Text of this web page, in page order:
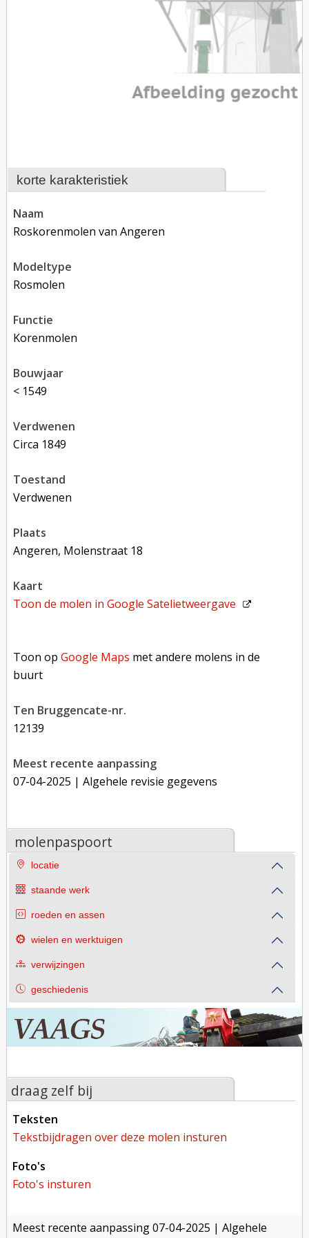
korte karakteristiek
naam
Roskorenmolen van Angeren
modeltype
rosmolen
functie
korenmolen
bouwjaar
< 1549
verdwenen
circa 1849
toestand
verdwenen
plaats
Angeren, Molenstraat 18
kaart
Toon de molen inGoogle Satelietweergave
Toon opGoogle Maps met andere molens in de
buurt
Ten Bruggencate-nr.
12139
Meest recente aanpassing
07-04-2025 | Algehele revisie gegevens
molenpaspoort
locatie
staande werk
roeden en assen
wielen en werktuigen
verwijzingen
geschiedenis
draag zelf bij
teksten
tekstbijdragen over deze molen insturen
foto's
foto's insturen
meest recente aanpassing07-04-2025 | Algehele